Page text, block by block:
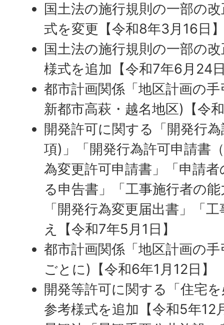
国土法の施行規則の一部の
式を変更【令和8年3月16日
国土法の施行規則の一部の
様式を追加【令和7年6月24
都市計画関係「地区計画の
新都市高萩・越名地区)【令
開発許可に関する「開発行
項)」「開発行為許可申請書
為変更許可申請書」「申請
る申告書」「工事施行者の
「開発行為変更届出書」「
え【令和7年5月1日】
都市計画関係「地区計画の
ごとに)【令和6年1月12日】
開発等許可に関する「住宅
参考様式を追加【令和5年12